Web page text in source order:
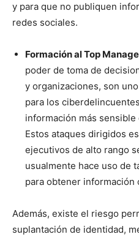
y para que no publiquen
redes sociales.
Formación al Top
poder de toma de
y organizaciones, son
para los
información más
Estos ataques dirigidos
ejecutivos de alto rango
usualmente hace uso de
para obtener información
Además, existe el riesgo
suplantación de identidad,